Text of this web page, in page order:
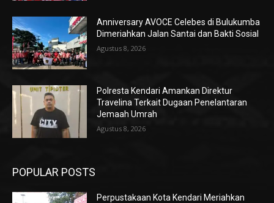
Anniversary AVOCE Celebes di Bulukumba
Dimeriahkan Jalan Santai dan Bakti Sosial
Agustus 8, 2026
Polresta Kendari Amankan Direktur
Travelina Terkait Dugaan Penelantaran
Jemaah Umrah
Agustus 8, 2026
POPULAR POSTS
Perpustakaan Kota Kendari Meriahkan